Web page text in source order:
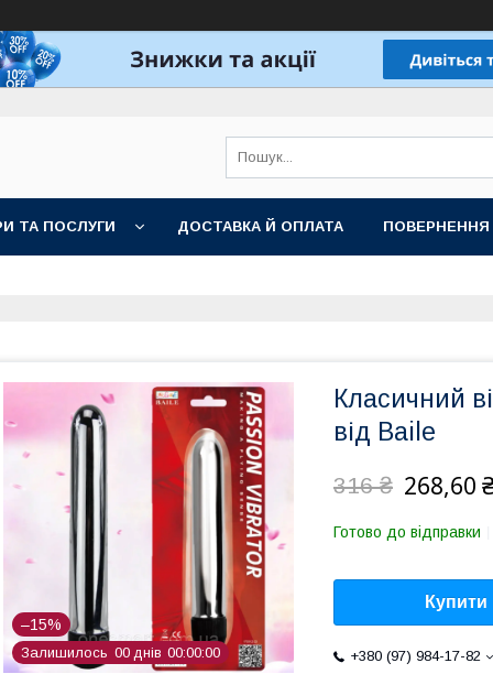
ТА ПОСЛУГИ ДОСТАВКА Й ОПЛАТА ПОВЕРНЕННЯ
–15%
Залишилось 00 днів 00 00 00
Класичний
від Baile
316 ₴ 268,60
Готово до відправки
Купити
+380 (97) 984-17-82